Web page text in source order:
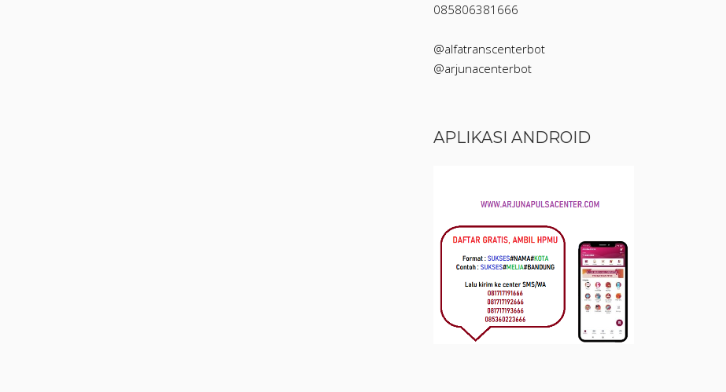
085806381666
@alfatranscenterbot
@arjunacenterbot
APLIKASI ANDROID